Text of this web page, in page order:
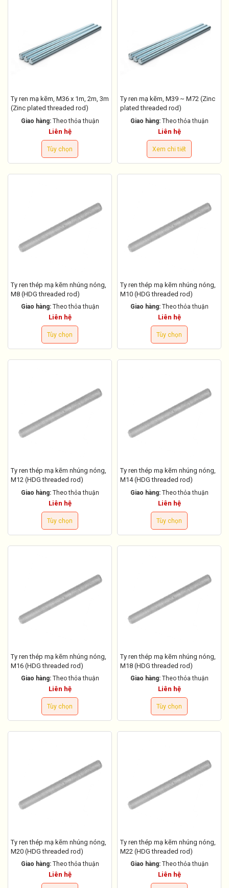
Ty ren mạ kẽm, M36 x 1m, 2m, 3m
(Zinc plated threaded rod)
Giao hàng: Theo thỏa thuận
Liên hệ
Tùy chọn
Ty ren mạ kẽm, M39 ~ M72 (Zinc
plated threaded rod)
Giao hàng: Theo thỏa thuận
Liên hệ
Xem chi tiết
Ty ren thép mạ kẽm nhúng nóng,
M8 (HDG threaded rod)
Giao hàng: Theo thỏa thuận
Liên hệ
Tùy chọn
Ty ren thép mạ kẽm nhúng nóng,
M10 (HDG threaded rod)
Giao hàng: Theo thỏa thuận
Liên hệ
Tùy chọn
Ty ren thép mạ kẽm nhúng nóng,
M12 (HDG threaded rod)
Giao hàng: Theo thỏa thuận
Liên hệ
Tùy chọn
Ty ren thép mạ kẽm nhúng nóng,
M14 (HDG threaded rod)
Giao hàng: Theo thỏa thuận
Liên hệ
Tùy chọn
Ty ren thép mạ kẽm nhúng nóng,
M16 (HDG threaded rod)
Giao hàng: Theo thỏa thuận
Liên hệ
Tùy chọn
Ty ren thép mạ kẽm nhúng nóng,
M18 (HDG threaded rod)
Giao hàng: Theo thỏa thuận
Liên hệ
Tùy chọn
Ty ren thép mạ kẽm nhúng nóng,
M20 (HDG threaded rod)
Giao hàng: Theo thỏa thuận
Liên hệ
Ty ren thép mạ kẽm nhúng nóng,
M22 (HDG threaded rod)
Giao hàng: Theo thỏa thuận
Liên hệ